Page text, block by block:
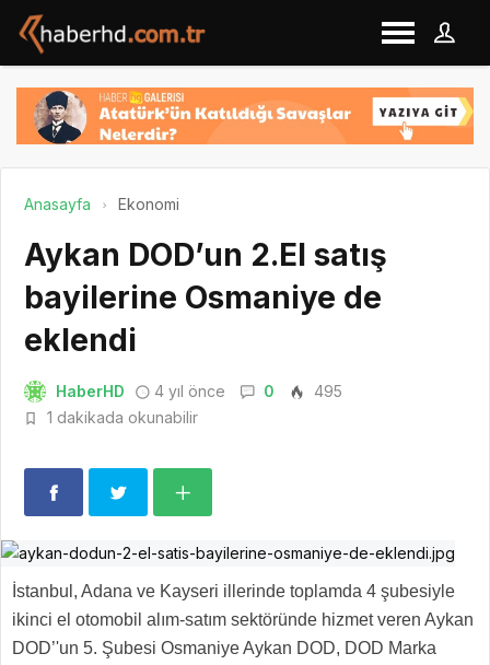
Anasayfa Ekonomi
Aykan DOD’un 2.El satış
bayilerine Osmaniye de
eklendi
HaberHD 4 yıl önce 0
495
1 dakikada okunabilir
İstanbul, Adana ve Kayseri illerinde toplamda 4 şubesiyle
ikinci el otomobil alım-satım sektöründe hizmet veren Aykan
DOD’'un 5. Şubesi Osmaniye Aykan DOD, DOD Marka